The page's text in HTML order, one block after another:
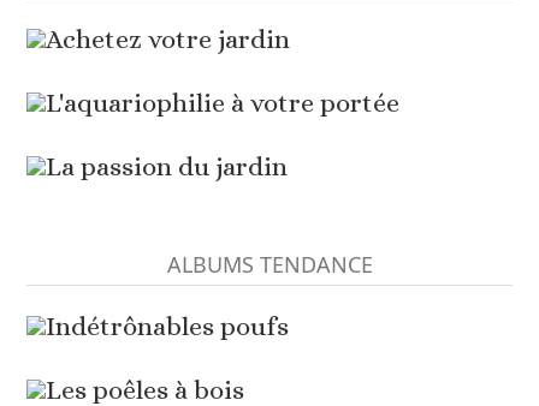
Achetez votre jardin
L'aquariophilie à votre portée
La passion du jardin
ALBUMS TENDANCE
Indétrônables poufs
Les poêles à bois